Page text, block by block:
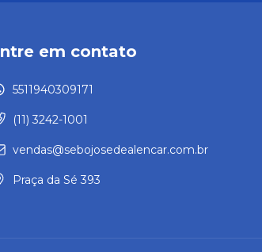
em contato
5511940309171
(11) 3242-1001
vendas@sebojosedealencar.com.br
Praça da Sé 393